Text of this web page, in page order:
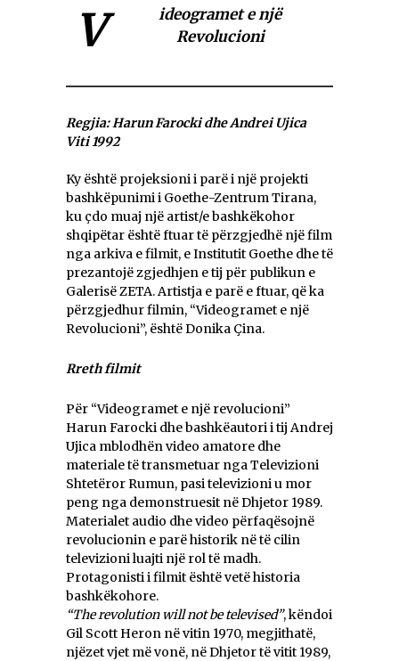
V
ideogramet e një
Revolucioni
Regjia: Harun Farocki dhe Andrei Ujica
Viti 1992
Ky është projeksioni i parë i një projekti
bashkëpunimi i Goethe-Zentrum Tirana,
ku çdo muaj një artist/e bashkëkohor
shqipëtar është ftuar të përzgjedhë një film
nga arkiva e filmit, e Institutit Goethe dhe të
prezantojë zgjedhjen e tij për publikun e
Galerisë ZETA. Artistja e parë e ftuar, që ka
përzgjedhur filmin, “Videogramet e një
Revolucioni”, është Donika Çina.
Rreth filmit
Për “Videogramet e një revolucioni”
Harun Farocki dhe bashkëautori i tij Andrej
Ujica mblodhën video amatore dhe
materiale të transmetuar nga Televizioni
Shtetëror Rumun, pasi televizioni u mor
peng nga demonstruesit në Dhjetor 1989.
Materialet audio dhe video përfaqësojnë
revolucionin e parë historik në të cilin
televizioni luajti një rol të madh.
Protagonisti i filmit është vetë historia
bashkëkohore.
“The revolution will not be televised”, këndoi
Gil Scott Heron në vitin 1970, megjithatë,
njëzet vjet më vonë, në Dhjetor të vitit 1989,